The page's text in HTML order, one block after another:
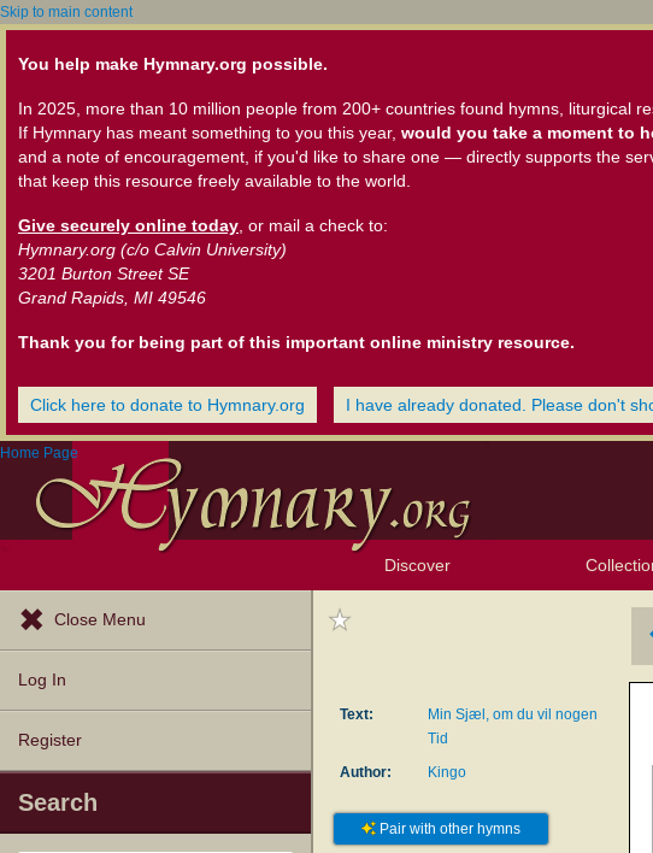
Skip to main content
You help make Hymnary.org possible.
In 2025, more than 10 million people from 200+ countries found hymns, liturgical
If Hymnary has meant something to you this year, would you take a moment to
and a note of encouragement, if you'd like to share one — directly supports the
that keep this resource freely available to the world.
Give securely online today , or mail a check to:
Hymnary.org (c/o Calvin University)
3201 Burton Street SE
Grand Rapids, MI 49546
Thank you for being part of this important online ministry resource.
Click here to donate to Hymnary.org I have already donated. Please don't
Home Page
Discover
Close Menu
Log In
Register
Search
Text:
Min Sjæl, om du vil nogen
Tid
Author:
Kingo
Pair with other hymns